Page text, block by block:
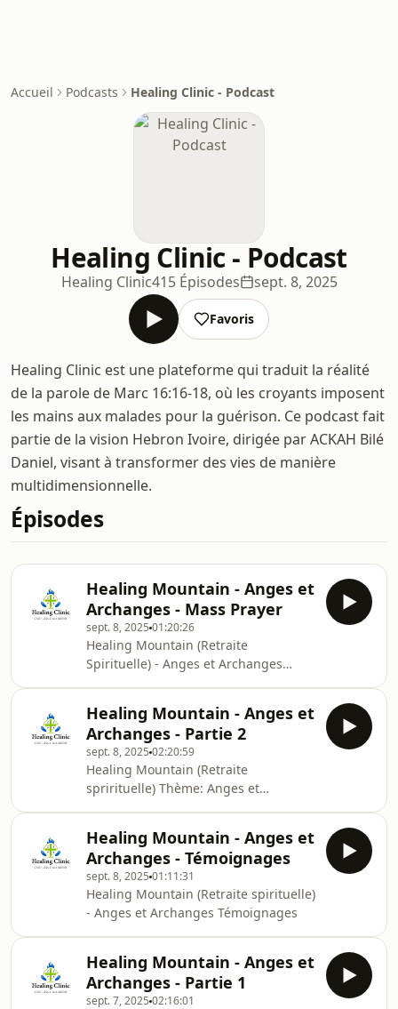
Accueil Podcasts Healing Clinic - Podcast
Healing Clinic - Podcast
Healing Clinic415 Épisodes sept. 8, 2025
Favoris
Healing Clinic est une plateforme qui traduit la réalité
de la parole de Marc 16:16-18, où les croyants imposent
les mains aux malades pour la guérison. Ce podcast fait
partie de la vision Hebron Ivoire, dirigée par ACKAH Bilé
Daniel, visant à transformer des vies de manière
multidimensionnelle.
Épisodes
Healing Mountain - Anges et
Archanges - Mass Prayer
sept. 8, 2025 01:20:26
Healing Mountain (Retraite
Spirituelle) - Anges et Archanges
Healing Mountain - Anges et
Archanges - Partie 2
sept. 8, 2025 02:20:59
Healing Mountain (Retraite
sprirituelle) Thème: Anges et
Healing Mountain - Anges et
Archanges - Témoignages
sept. 8, 2025 01:11:31
Healing Mountain (Retraite spirituelle)
- Anges et Archanges Témoignages
Healing Mountain - Anges et
Archanges - Partie 1
sept. 7, 2025 02:16:01